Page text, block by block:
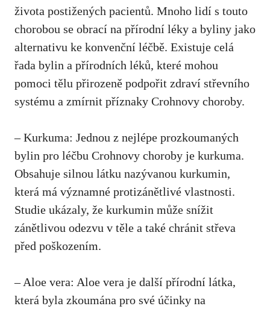
života postižených pacientů. Mnoho lidí s touto
chorobou⁤ se obrací na‍ přírodní⁢ léky a byliny jako‌
alternativu ke konvenční ⁢léčbě. Existuje celá
řada ⁤bylin a přírodních ⁣léků, které mohou
pomoci tělu přirozeně⁢ podpořit zdraví střevního
systému⁤ a​ zmírnit⁤ příznaky Crohnovy choroby.
– ‌Kurkuma: Jednou z nejlépe prozkoumaných
bylin pro léčbu Crohnovy choroby​ je kurkuma.
Obsahuje silnou látku nazývanou kurkumin,
která má významné protizánětlivé vlastnosti.
Studie ukázaly, ⁤že ​kurkumin ⁢může snížit
zánětlivou ‍odezvu v těle a také chránit střeva‍
před⁢ poškozením.
– Aloe ⁤vera: Aloe ⁣vera je další⁢ přírodní látka,
která byla zkoumána pro své účinky na